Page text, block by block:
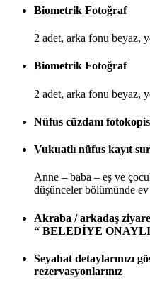
Biometrik Fotoğraf
2 adet, arka fonu beyaz,
Biometrik Fotoğraf
2 adet, arka fonu beyaz,
Nüfus cüzdanı
Vukuatlı nüfus kayıt
Anne – baba – eş ve
düşünceler bölümünde
Akraba / arkadaş
“ BELEDİYE
Seyahat detaylarınızı
rezervasyonlarınız